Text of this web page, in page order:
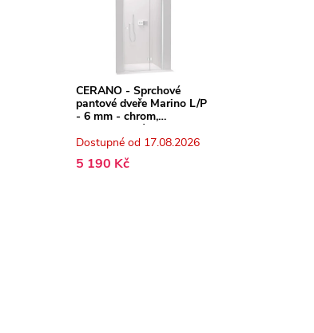
CERANO - Sprchové
pantové dveře Marino L/P
- 6 mm - chrom,
transparentní sklo -
110x190 cm
Dostupné od 17.08.2026
5 190 Kč